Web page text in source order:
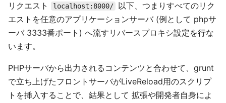
リクエスト localhost:8000/
以下、つまりすべてのリク
エストを任意のアプリケーションサーバ (例として phpサ
ーバ 3333番ポート) へ流すリバースプロキシ設定を行な
います。
PHPサーバから出力されるコンテンツと合わせて、grunt
で立ち上げたフロントサーバがLiveReload用のスクリプ
トを挿入することで、結果として 拡張や開発者自身によ